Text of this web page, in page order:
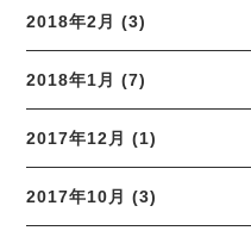
2018年2月 (3)
2018年1月 (7)
2017年12月 (1)
2017年10月 (3)